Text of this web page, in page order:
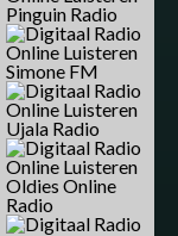
Pinguin Radio
Simone FM
Ujala Radio
Oldies Online
Radio